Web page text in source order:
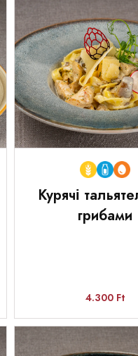
Курячі
грибами
4.300 Ft